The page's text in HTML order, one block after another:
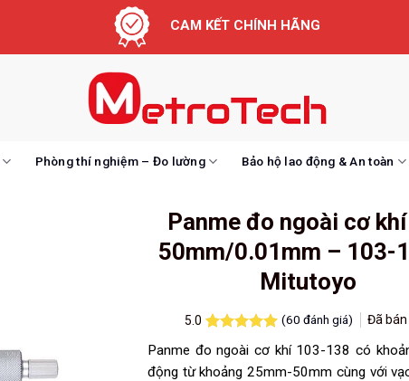
CAM KẾT CHÍNH HÃNG
Phòng thí nghiệm – Đo lường Bảo hộ lao động & An toàn
Panme đo ngoài cơ
50mm/0.01mm – 103-
Mitutoyo
5.0
trên 5
dựa trên
đánh giá
(60 đánh giá) Đã
Panme đo ngoài cơ khí 103-138 có
động từ khoảng 25mm-50mm cùng với